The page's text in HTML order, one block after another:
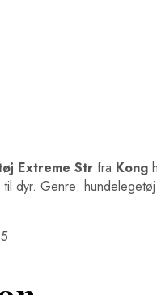
Extreme Str fra Kong
dyr. Genre: hundelegetøj